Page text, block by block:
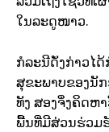
ໃນລະດູໜາວ.
ກໍລະນີດັ່ງກ່າວໄ
ສຸຂະພາບຂອງນັ
ທັງ ສອງຈຶ່ງຄິດຫ
ພື້ນທີ່ມີສ່ວນຮ່ວມ